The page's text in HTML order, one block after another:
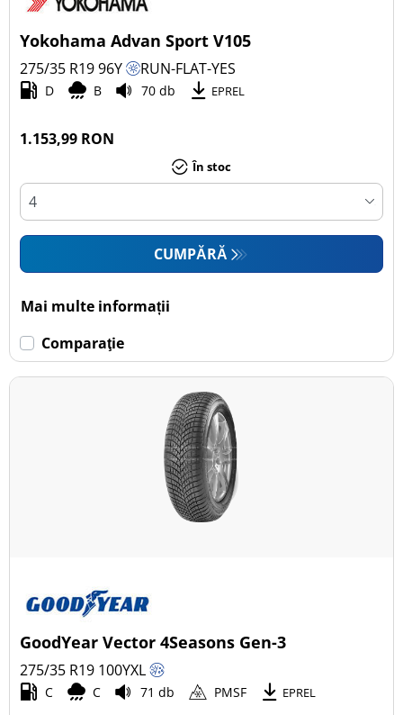
Yokohama Advan Sport V105
275/35 R1996Y RUN-FLAT-YES
D B 70 db EPREL
1.153,99 RON
În stoc
CUMPĂRĂ
Mai multe informații
Comparaţie
GoodYear Vector 4Seasons Gen-3
275/35 R19 100YXL
C C 71 db PMSF EPREL